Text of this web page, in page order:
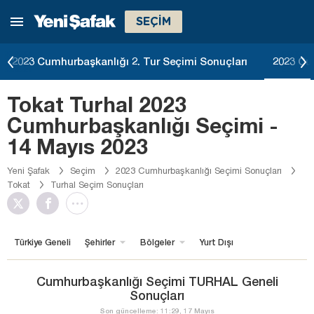
SEÇİM
2023 Cumhurbaşkanlığı 2. Tur Seçimi Sonuçları 2023
Tokat Turhal 2023
Cumhurbaşkanlığı Seçimi -
14 Mayıs 2023
Yeni Şafak Seçim
2023 Cumhurbaşkanlığı Seçimi Sonuçları
Tokat
Turhal Seçim Sonuçları
Türkiye Geneli Şehirler Bölgeler Yurt Dışı
Cumhurbaşkanlığı Seçimi TURHAL Geneli
Sonuçları
Son güncelleme: 11:29, 17 Mayıs